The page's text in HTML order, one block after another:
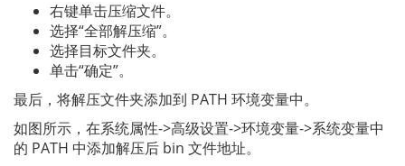
右键单击压缩文件。
选择“全部解压缩”。
选择目标文件夹。
单击“确定”。
最后，将解压文件夹添加到 PATH 环境变量中。
如图所示，在系统属性->高级设置->环境变量->系统变量中
的 PATH 中添加解压后 bin 文件地址。